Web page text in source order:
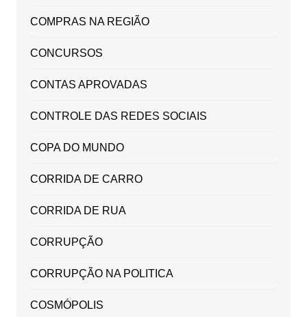
COMPRAS NA REGIÃO
CONCURSOS
CONTAS APROVADAS
CONTROLE DAS REDES SOCIAIS
COPA DO MUNDO
CORRIDA DE CARRO
CORRIDA DE RUA
CORRUPÇÃO
CORRUPÇÃO NA POLITICA
COSMÓPOLIS